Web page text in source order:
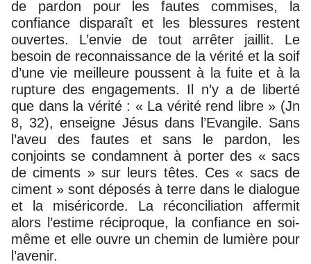
de pardon pour les fautes commises, la
confiance disparaît et les blessures restent
ouvertes. L’envie de tout arrêter jaillit. Le
besoin de reconnaissance de la vérité et la soif
d’une vie meilleure poussent à la fuite et à la
rupture des engagements. Il n’y a de liberté
que dans la vérité : « La vérité rend libre » (Jn
8, 32), enseigne Jésus dans l’Evangile. Sans
l’aveu des fautes et sans le pardon, les
conjoints se condamnent à porter des « sacs
de ciments » sur leurs têtes. Ces « sacs de
ciment » sont déposés à terre dans le dialogue
et la miséricorde. La réconciliation affermit
alors l’estime réciproque, la confiance en soi-
même et elle ouvre un chemin de lumière pour
l’avenir.